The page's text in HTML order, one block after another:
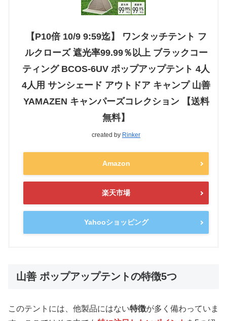
【P10倍 10/9 9:59迄】 ワンタッチテント フ
ルクローズ 遮光率99.99％以上 ブラックコー
ティング BCOS-6UV ポップアップテント 4人
4人用 サンシェード アウトドア キャンプ 山善
YAMAZEN キャンパーズコレクション 【送料
無料】
created by Rinker
Amazon
楽天市場
Yahooショッピング
山善 ポップアップテントの特徴5つ
このテントには、他製品にはない特徴が多く備わっていま